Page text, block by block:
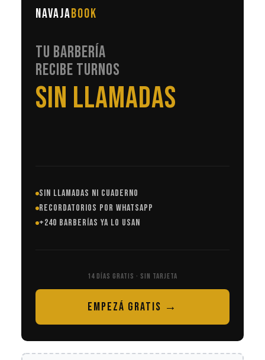
NAVAJABOOK
TU BARBERÍA
RECIBE TURNOS
EN AUTOMÁTICO
SIN LLAMADAS NI CUADERNO
RECORDATORIOS POR WHATSAPP
+240 BARBERÍAS YA LO USAN
14 DÍAS GRATIS · SIN TARJETA
EMPEZÁ GRATIS →